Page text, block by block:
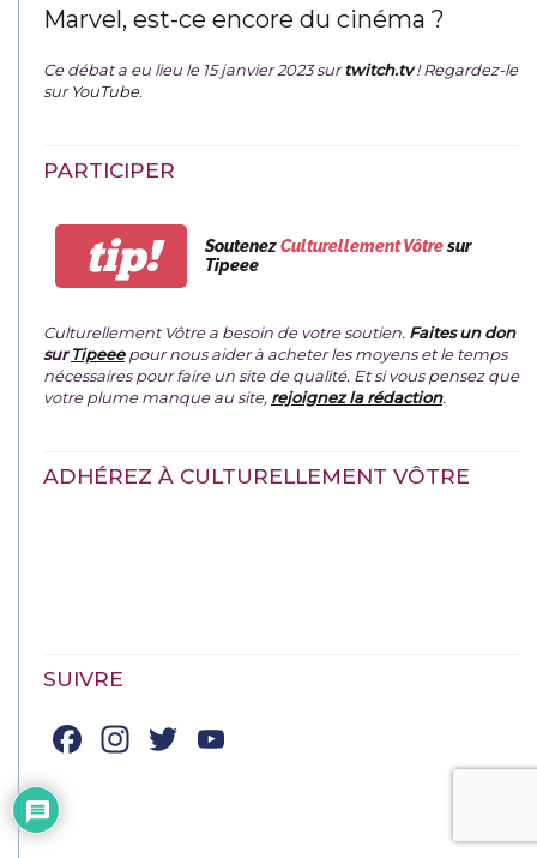
Marvel, est-ce encore du cinéma ?
Ce débat a eu lieu le 15 janvier 2023 surtwitch.tv ! Regardez-le
surYouTube.
PARTICIPER
tip! SoutenezCulturellement Vôtresur
Tipeee
Culturellement Vôtre a besoin de votre soutien. Faites un don
surTipeeepour nous aider à acheter les moyens et le temps
nécessaires pour faire un site de qualité. Et si vous pensez que
votre plume manque au site, rejoignez la rédaction.
ADHÉREZ À CULTURELLEMENT VÔTRE
SUIVRE
Facebook
Instagram
Twitter